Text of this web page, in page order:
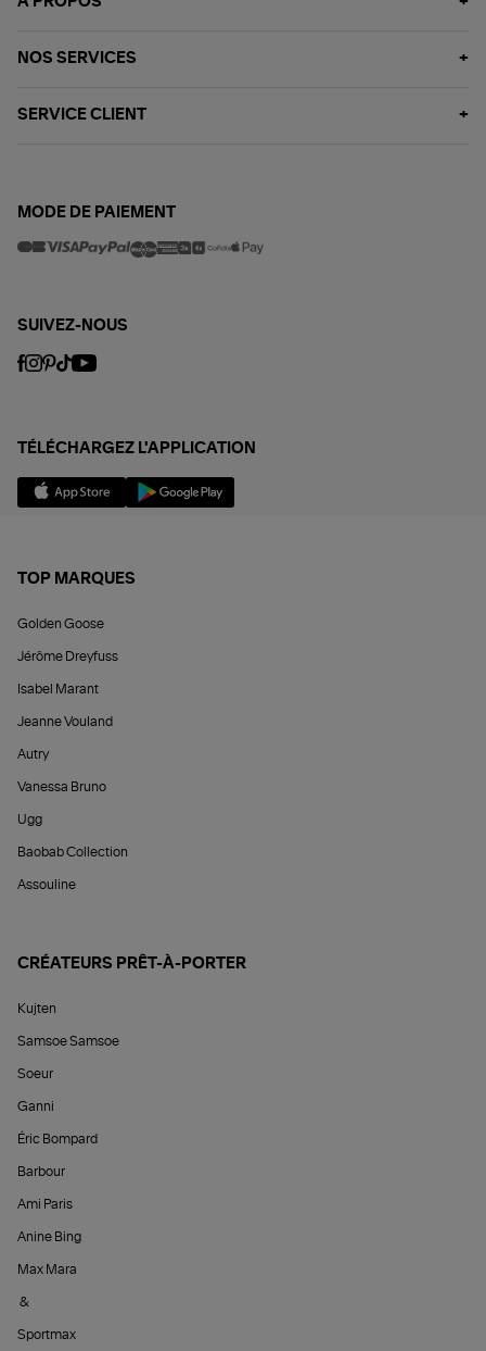
NOS SERVICES
SERVICE CLIENT
MODE DE PAIEMENT
SUIVEZ-NOUS
TÉLÉCHARGEZ L'APPLICATION
TOP MARQUES
Golden Goose
Jérôme Dreyfuss
Isabel Marant
Jeanne Vouland
Autry
Vanessa Bruno
Ugg
Baobab Collection
Assouline
CRÉATEURS PRÊT-À-PORTER
Kujten
Samsoe Samsoe
Soeur
Ganni
Éric Bompard
Barbour
Ami Paris
Anine Bing
Max Mara
&
Sportmax